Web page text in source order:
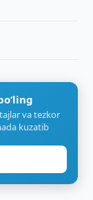
va tezkor
kuzatib